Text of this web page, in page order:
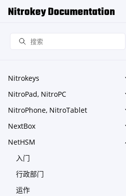
Nitrokey Documentation
Nitrokeys
NitroPad, NitroPC
NitroPhone, NitroTablet
NextBox
NetHSM
入门
行政部门
运作